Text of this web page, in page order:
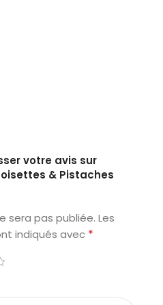
votre avis sur
& Pistaches
sera pas publiée. Les
indiqués avec *